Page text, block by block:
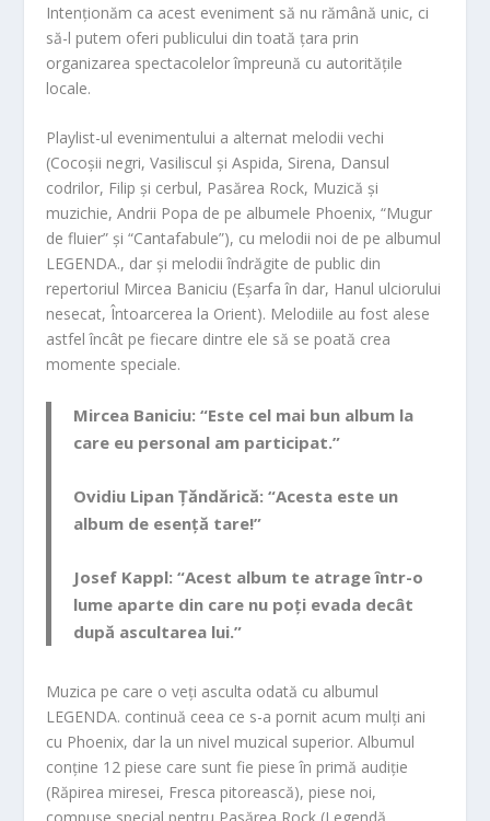
Intenționăm ca acest eveniment să nu rămână unic, ci
să-l putem oferi publicului din toată țara prin
organizarea spectacolelor împreună cu autoritățile
locale.
Playlist-ul evenimentului a alternat melodii vechi
(Cocoșii negri,Vasiliscul și Aspida, Sirena, Dansul
codrilor, Filip și cerbul, Pasărea Rock, Muzică și
muzichie,Andrii Popa de pe albumele Phoenix, “Mugur
de fluier” și “Cantafabule”), cu melodii noi de pe albumul
LEGENDA., dar și melodii îndrăgite de public din
repertoriul Mircea Baniciu (Eșarfa în dar, Hanul ulciorului
nesecat,Întoarcerea la Orient). Melodiile au fost alese
astfel încât pe fiecare dintre ele să se poată crea
momente speciale.
Mircea Baniciu: “Este cel mai bun album la
care eu personal am participat.”
Ovidiu Lipan Țăndărică: “Acesta este un
album de esență tare!”
Josef Kappl: “Acest album te atrage într-o
lume aparte din care nu poți evada decât
după ascultarea lui.”
Muzica pe care o veți asculta odată cu albumul
LEGENDA. continuă ceea ce s-a pornit acum mulți ani
cu Phoenix, dar la un nivel muzical superior. Albumul
conține 12 piese care sunt fie piese în primă audiție
(Răpirea miresei, Fresca pitorească), piese noi,